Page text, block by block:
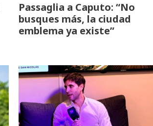
Passaglia a Caputo: “No
busques más, la ciudad
emblema ya existe”